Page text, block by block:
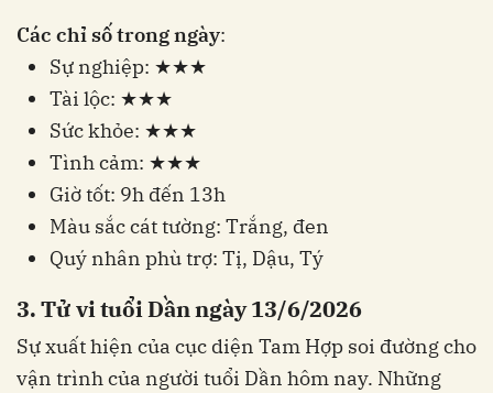
Các chỉ số trong ngày:
Sự nghiệp: ★★★
Tài lộc: ★★★
Sức khỏe: ★★★
Tình cảm: ★★★
Giờ tốt: 9h đến 13h
Màu sắc cát tường: Trắng, đen
Quý nhân phù trợ: Tị, Dậu, Tý
3. Tử vi tuổi Dần ngày 13/6/2026
Sự xuất hiện của cục diện Tam Hợp soi đường cho
vận trình của người tuổi Dần hôm nay. Những